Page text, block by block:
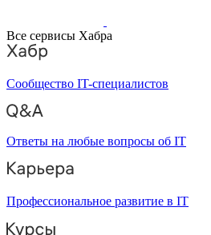
Все сервисы Хабра
Сообщество IT-специалистов
Ответы на любые вопросы об IT
Профессиональное развитие в IT